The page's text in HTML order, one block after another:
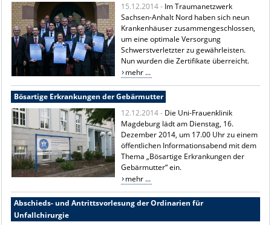
15.12.2014 - Im Traumanetzwerk
Sachsen-Anhalt Nord haben sich neun
Krankenhäuser zusammengeschlossen,
um eine optimale Versorgung
Schwerstverletzter zu gewährleisten.
Nun wurden die Zertifikate überreicht.
mehr ...
Bösartige Erkrankungen der Gebärmutter
12.12.2014 - Die Uni-Frauenklinik
Magdeburg lädt am Dienstag, 16.
Dezember 2014, um 17.00 Uhr zu einem
öffentlichen Informationsabend mit dem
Thema „Bösartige Erkrankungen der
Gebärmutter“ ein.
mehr ...
Abschieds- und Antrittsvorlesung der Ordinarien für
Unfallchirurgie